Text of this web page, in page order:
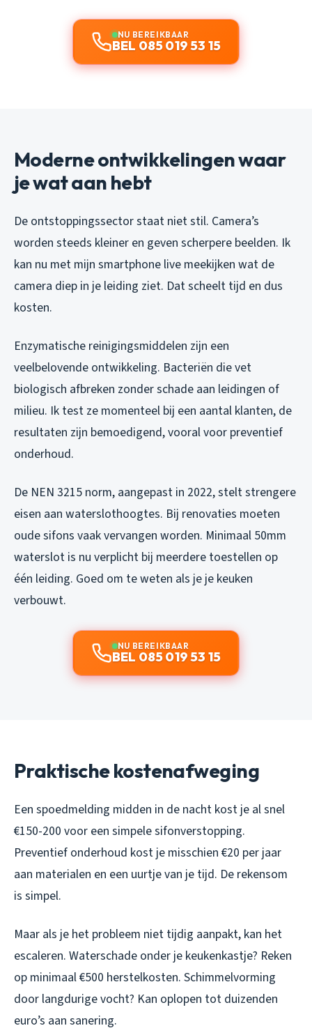
NU BEREIKBAAR
BEL 085 019 53 15
Moderne ontwikkelingen waar
je wat aan hebt
De ontstoppingssector staat niet stil. Camera’s
worden steeds kleiner en geven scherpere beelden. Ik
kan nu met mijn smartphone live meekijken wat de
camera diep in je leiding ziet. Dat scheelt tijd en dus
kosten.
Enzymatische reinigingsmiddelen zijn een
veelbelovende ontwikkeling. Bacteriën die vet
biologisch afbreken zonder schade aan leidingen of
milieu. Ik test ze momenteel bij een aantal klanten, de
resultaten zijn bemoedigend, vooral voor preventief
onderhoud.
De NEN 3215 norm, aangepast in 2022, stelt strengere
eisen aan waterslothoogtes. Bij renovaties moeten
oude sifons vaak vervangen worden. Minimaal 50mm
waterslot is nu verplicht bij meerdere toestellen op
één leiding. Goed om te weten als je je keuken
verbouwt.
NU BEREIKBAAR
BEL 085 019 53 15
Praktische kostenafweging
Een spoedmelding midden in de nacht kost je al snel
€150-200 voor een simpele sifonverstopping.
Preventief onderhoud kost je misschien €20 per jaar
aan materialen en een uurtje van je tijd. De rekensom
is simpel.
Maar als je het probleem niet tijdig aanpakt, kan het
escaleren. Waterschade onder je keukenkastje? Reken
op minimaal €500 herstelkosten. Schimmelvorming
door langdurige vocht? Kan oplopen tot duizenden
euro’s aan sanering.